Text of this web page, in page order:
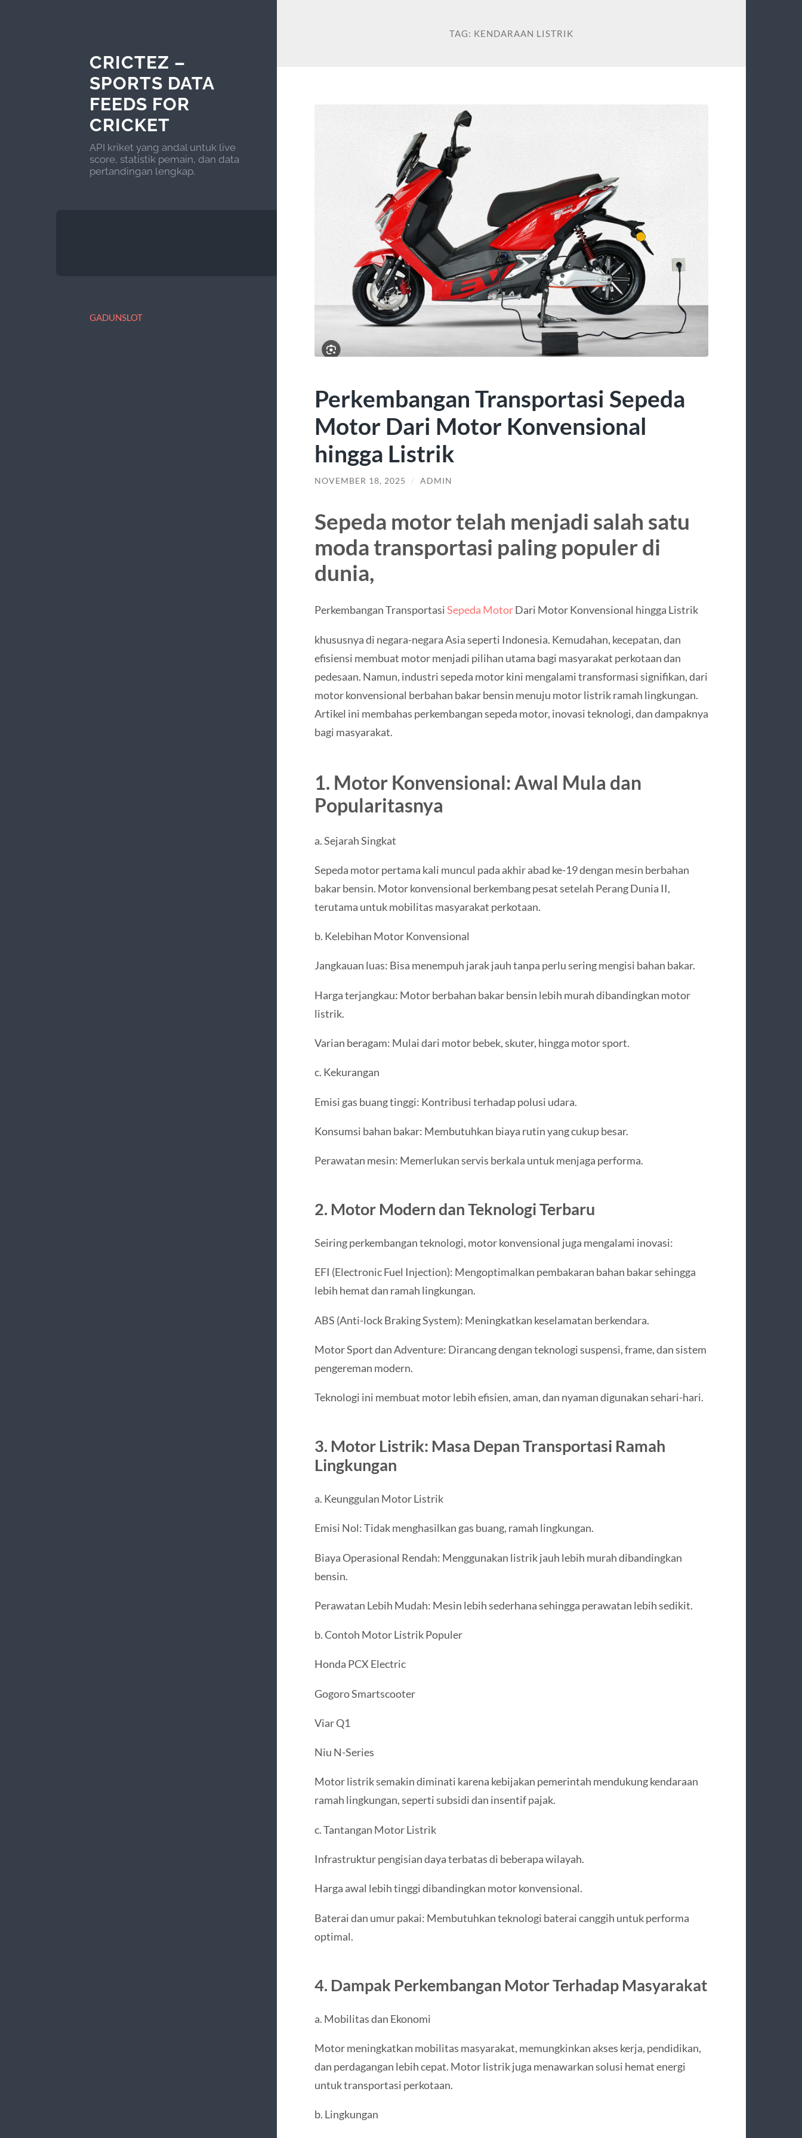
CRICTEZ –
SPORTS DATA
FEEDS FOR
CRICKET
API kriket yang andal untuk live
score, statistik pemain, dan data
pertandingan lengkap.
GADUNSLOT
TAG: KENDARAAN LISTRIK
Perkembangan Transportasi Sepeda
Motor Dari Motor Konvensional
hingga Listrik
NOVEMBER 18, 2025 / ADMIN
Sepeda motor telah menjadi salah satu
moda transportasi paling populer di
dunia,
Perkembangan TransportasiSepeda MotorDari Motor Konvensional hingga Listrik
khususnya di negara-negara Asia seperti Indonesia. Kemudahan, kecepatan, dan
efisiensi membuat motor menjadi pilihan utama bagi masyarakat perkotaan dan
pedesaan. Namun, industri sepeda motor kini mengalami transformasi signifikan, dari
motor konvensional berbahan bakar bensin menuju motor listrik ramah lingkungan.
Artikel ini membahas perkembangan sepeda motor, inovasi teknologi, dan dampaknya
bagi masyarakat.
1. Motor Konvensional: Awal Mula dan
Popularitasnya
a. Sejarah Singkat
Sepeda motor pertama kali muncul pada akhir abad ke-19 dengan mesin berbahan
bakar bensin. Motor konvensional berkembang pesat setelah Perang Dunia II,
terutama untuk mobilitas masyarakat perkotaan.
b. Kelebihan Motor Konvensional
Jangkauan luas: Bisa menempuh jarak jauh tanpa perlu sering mengisi bahan bakar.
Harga terjangkau: Motor berbahan bakar bensin lebih murah dibandingkan motor
listrik.
Varian beragam: Mulai dari motor bebek, skuter, hingga motor sport.
c. Kekurangan
Emisi gas buang tinggi: Kontribusi terhadap polusi udara.
Konsumsi bahan bakar: Membutuhkan biaya rutin yang cukup besar.
Perawatan mesin: Memerlukan servis berkala untuk menjaga performa.
2. Motor Modern dan Teknologi Terbaru
Seiring perkembangan teknologi, motor konvensional juga mengalami inovasi:
EFI (Electronic Fuel Injection): Mengoptimalkan pembakaran bahan bakar sehingga
lebih hemat dan ramah lingkungan.
ABS (Anti-lock Braking System): Meningkatkan keselamatan berkendara.
Motor Sport dan Adventure: Dirancang dengan teknologi suspensi, frame, dan sistem
pengereman modern.
Teknologi ini membuat motor lebih efisien, aman, dan nyaman digunakan sehari-hari.
3. Motor Listrik: Masa Depan Transportasi Ramah
Lingkungan
a. Keunggulan Motor Listrik
Emisi Nol: Tidak menghasilkan gas buang, ramah lingkungan.
Biaya Operasional Rendah: Menggunakan listrik jauh lebih murah dibandingkan
bensin.
Perawatan Lebih Mudah: Mesin lebih sederhana sehingga perawatan lebih sedikit.
b. Contoh Motor Listrik Populer
Honda PCX Electric
Gogoro Smartscooter
Viar Q1
Niu N-Series
Motor listrik semakin diminati karena kebijakan pemerintah mendukung kendaraan
ramah lingkungan, seperti subsidi dan insentif pajak.
c. Tantangan Motor Listrik
Infrastruktur pengisian daya terbatas di beberapa wilayah.
Harga awal lebih tinggi dibandingkan motor konvensional.
Baterai dan umur pakai: Membutuhkan teknologi baterai canggih untuk performa
optimal.
4. Dampak Perkembangan Motor Terhadap Masyarakat
a. Mobilitas dan Ekonomi
Motor meningkatkan mobilitas masyarakat, memungkinkan akses kerja, pendidikan,
dan perdagangan lebih cepat. Motor listrik juga menawarkan solusi hemat energi
untuk transportasi perkotaan.
b. Lingkungan